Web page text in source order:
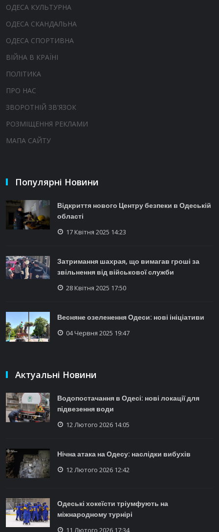
ОДЕСА КУЛЬТУРНА
ОДЕСА СКАНДАЛЬНА
ОДЕСА СПОРТИВНА
ВІЙНА В КРАЇНІ
ПОЛІТИКА
ПРО НАС
ЗВОРОТНІЙ ЗВ'ЯЗОК
РОЗМІЩЕННЯ РЕКЛАМИ
МАПА САЙТУ
Популярні Новини
Відкриття нового Центру безпеки в Одеській
області
17 Квітня 2025 14:23
Затримання шахрая, що вимагав гроші за
звільнення від військової служби
28 Квітня 2025 17:50
Весняне озеленення Одеси: нові ініціативи
04 Червня 2025 19:47
Актуальні Новини
Водопостачання в Одесі: нові локації для
підвезення води
12 Лютого 2026 14:05
Нічна атака на Одесу: наслідки вибухів
12 Лютого 2026 12:42
Одеські хокеїсти тріумфують на
міжнародному турнірі
11 Лютого 2026 17:34